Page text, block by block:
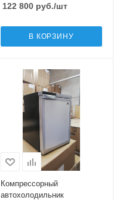
122 800руб./шт
В КОРЗИНУ
Компрессорный
автохолодильник